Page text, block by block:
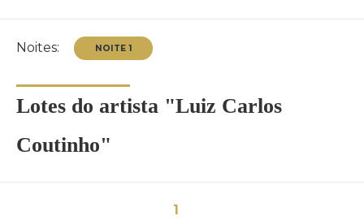
Noites:
Lotes do artista "Luiz Carlos
Coutinho"
1